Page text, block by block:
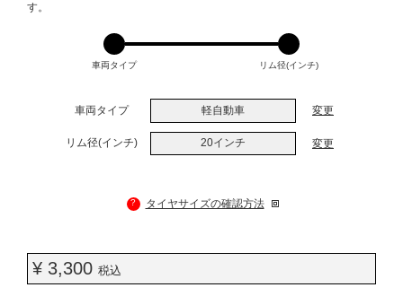
す。
車両タイプ リム径(インチ)
車両タイプ 軽自動車 変更
リム径(インチ) 20インチ 変更
? タイヤサイズの確認方法
¥ 3,300 税込